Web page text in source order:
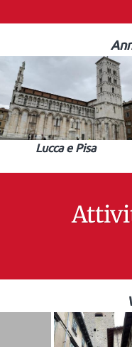
Lucca e Pisa